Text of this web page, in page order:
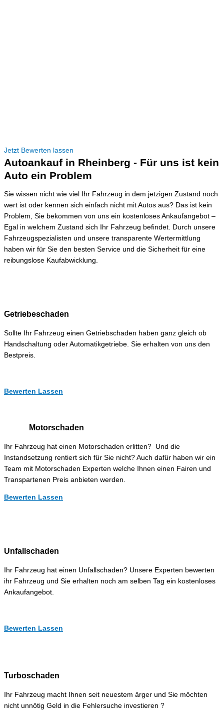
Jetzt Bewerten lassen
Autoankauf in Rheinberg - Für uns ist kein
Auto ein Problem
Sie wissen nicht wie viel Ihr Fahrzeug in dem jetzigen Zustand noch
wert ist oder kennen sich einfach nicht mit Autos aus? Das ist kein
Problem, Sie bekommen von uns ein kostenloses Ankaufangebot –
Egal in welchem Zustand sich Ihr Fahrzeug befindet. Durch unsere
Fahrzeugspezialisten und unsere transparente Wertermittlung
haben wir für Sie den besten Service und die Sicherheit für eine
reibungslose Kaufabwicklung.
Getriebeschaden
Sollte Ihr Fahrzeug einen Getriebschaden haben ganz gleich ob
Handschaltung oder Automatikgetriebe. Sie erhalten von uns den
Bestpreis.
Bewerten Lassen
Motorschaden
Ihr Fahrzeug hat einen Motorschaden erlitten? Und die
Instandsetzung rentiert sich für Sie nicht? Auch dafür haben wir ein
Team mit Motorschaden Experten welche Ihnen einen Fairen und
Transpartenen Preis anbieten werden.
Bewerten Lassen
Unfallschaden
Ihr Fahrzeug hat einen Unfallschaden? Unsere Experten bewerten
ihr Fahrzeug und Sie erhalten noch am selben Tag ein kostenloses
Ankaufangebot.
Bewerten Lassen
Turboschaden
Ihr Fahrzeug macht Ihnen seit neuestem ärger und Sie möchten
nicht unnötig Geld in die Fehlersuche investieren ?